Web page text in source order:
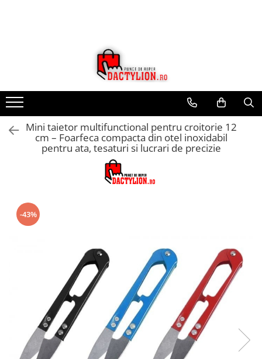
Mini taietor multifunctional pentru croitorie 12
cm – Foarfeca compacta din otel inoxidabil
pentru ata, tesaturi si lucrari de precizie
-43%